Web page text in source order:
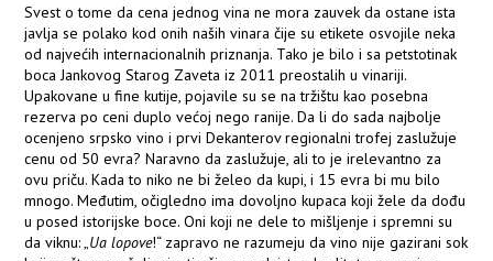
Svest o tome da cena jednog vina ne mora zauvek da ostane ista
javlja se polako kod onih naših vinara čije su etikete osvojile neka
od najvećih internacionalnih priznanja. Tako je bilo i sa petstotinak
boca Jankovog Starog Zaveta iz 2011 preostalih u vinariji.
Upakovane u fine kutije, pojavile su se na tržištu kao posebna
rezerva po ceni duplo većoj nego ranije. Da li do sada najbolje
ocenjeno srpsko vino i prvi Dekanterov regionalni trofej zaslužuje
cenu od 50 evra? Naravno da zaslužuje, ali to je irelevantno za
ovu priču. Kada to niko ne bi želeo da kupi, i 15 evra bi mu bilo
mnogo. Međutim, očigledno ima dovoljno kupaca koji žele da dođu
u posed istorijske boce. Oni koji ne dele to mišljenje i spremni su
da viknu: „ Ua lopove!“ zapravo ne razumeju da vino nije gazirani sok